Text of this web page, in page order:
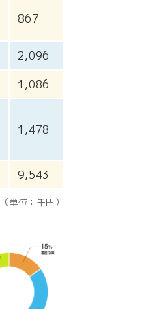
867
2,096
1,086
1,478
9,543
（単位：千円）